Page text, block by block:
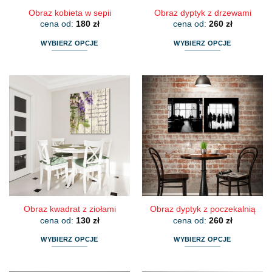
Obraz kobieta w sepii
cena od: 180 zł
WYBIERZ OPCJE
wiele
wariantów.
Opcje
można
wybrać
na
stronie
produktu
Obraz dyptyk z drzewami
cena od: 260 zł
WYBIERZ OPCJE
ma
wiele
wariantów.
Opcje
można
wybrać
na
stronie
produktu
Obraz kwadrat z ziołami
cena od: 130 zł
WYBIERZ OPCJE
Obraz dyptyk z poczekalnią
cena od: 260 zł
WYBIERZ OPCJE